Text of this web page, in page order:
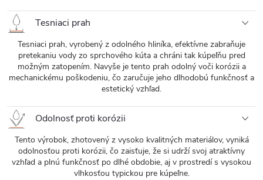
Tesniaci prah
Tesniaci prah, vyrobený z odolného hliníka, efektívne zabraňuje
pretekaniu vody zo sprchového kúta a chráni tak kúpeľňu pred
možným zatopením. Navyše je tento prah odolný voči korózii a
mechanickému poškodeniu, čo zaručuje jeho dlhodobú funkčnosť a
estetický vzhľad.
Odolnosť proti korózii
Tento výrobok, zhotovený z vysoko kvalitných materiálov, vyniká
odolnosťou proti korózii, čo zaisťuje, že si udrží svoj atraktívny
vzhľad a plnú funkčnosť po dlhé obdobie, aj v prostredí s vysokou
vlhkosťou typickou pre kúpeľne.